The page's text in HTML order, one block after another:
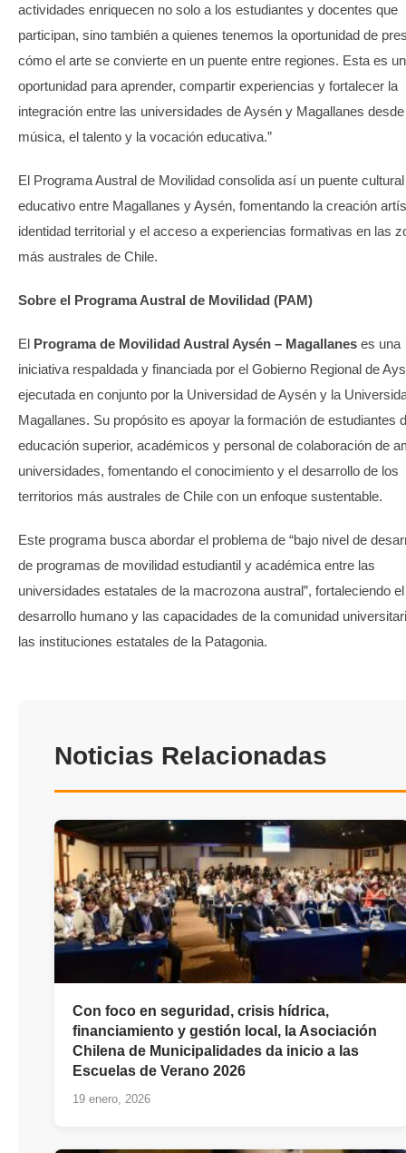
actividades enriquecen no solo a los estudiantes y docentes que
participan, sino también a quienes tenemos la oportunidad de
cómo el arte se convierte en un puente entre regiones. Esta es
oportunidad para aprender, compartir experiencias y fortalecer la
integración entre las universidades de Aysén y Magallanes
música, el talento y la vocación educativa.”
El Programa Austral de Movilidad consolida así un puente
educativo entre Magallanes y Aysén, fomentando la creación
identidad territorial y el acceso a experiencias formativas en las
más australes de Chile.
Sobre el Programa Austral de Movilidad (PAM)
El Programa de Movilidad Austral Aysén – Magallanes es una
iniciativa respaldada y financiada por el Gobierno Regional de
ejecutada en conjunto por la Universidad de Aysén y la
Magallanes. Su propósito es apoyar la formación de estudiantes
educación superior, académicos y personal de colaboración de
universidades, fomentando el conocimiento y el desarrollo de los
territorios más australes de Chile con un enfoque sustentable.
Este programa busca abordar el problema de “bajo nivel de
de programas de movilidad estudiantil y académica entre las
universidades estatales de la macrozona austral”, fortaleciendo el
desarrollo humano y las capacidades de la comunidad
las instituciones estatales de la Patagonia.
Noticias Relacionadas
Con foco en seguridad, crisis hídrica,
financiamiento y gestión local, la Asociación
Chilena de Municipalidades da inicio a las
Escuelas de Verano 2026
19 enero, 2026